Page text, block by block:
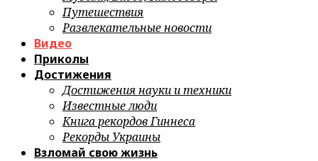
Путешествия
Развлекательные новости
Видео
Приколы
Достижения
Достижения науки и техники
Известные люди
Книга рекордов Гиннеса
Рекорды Украины
Взломай свою жизнь